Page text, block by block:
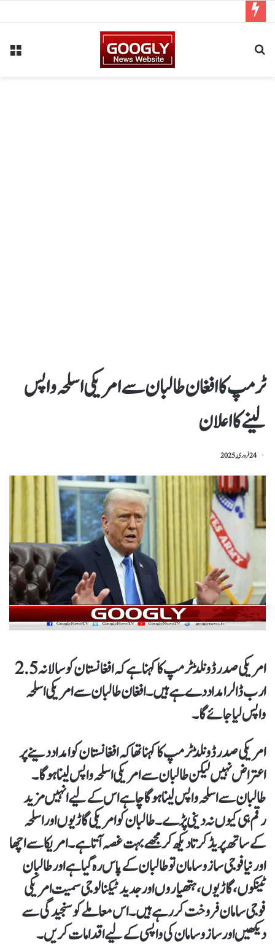
ٹرمپ کا افغان طالبان سے امریکی اسلحہ واپس
لینے کا اعلان
24 فروری, 2025
امریکی صدر ڈونلڈ ٹرمپ کاکہنا ہےکہ افغانستان کو سالانہ 2.5
ارب ڈالر امداد دے ہے ہیں۔ افغان طالبان سے امریکی اسلحہ
واپس لیاجائے گا۔
امریکی صدر ڈونلڈ ٹرمپ کا کہناتھا کہ افغانستان کو امداد دینے پر
اعتراض نہیں لیکن طالبان سے امریکی اسلحہ واپس لینا ہوگا۔
طالبان سے اسلحہ واپس لینا ہو گا چاہے اس کےلیے انہیں مزید
رقم ہی کیوں نہ دینی پڑے۔طالبان کو امریکی گاڑیوں اور اسلحہ
کے ساتھ پریڈ کرتا دیکھ کر مجھےبہت غصہ آتا ہے۔امریکا سے اچھا
اور نیا فوجی سازو سامان تو طالبان کے پاس رہ گيا ہےاور طالبان
ٹینکوں،گاڑیوں، ہتھیاروں اور جدید ٹیکنالوجی سمیت امریکی
فوجی سامان فروخت کر رہے ہیں۔ اس معاملے کو سنجیدگی سے
دیکھیں اور ساز و سامان کی واپسی کےلیے اقدامات کریں۔